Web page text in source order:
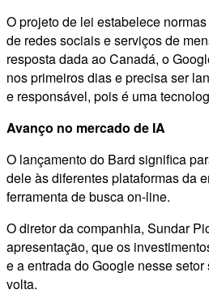
O projeto de lei estabelece
de redes sociais e serviços de
resposta dada ao Canadá, o
nos primeiros dias e precisa ser
e responsável, pois é uma
Avanço no mercado de IA
O lançamento do Bard significa
dele às diferentes plataformas da
ferramenta de busca on-line.
O diretor da companhia, Sundar
apresentação, que os
e a entrada do Google nesse
volta.